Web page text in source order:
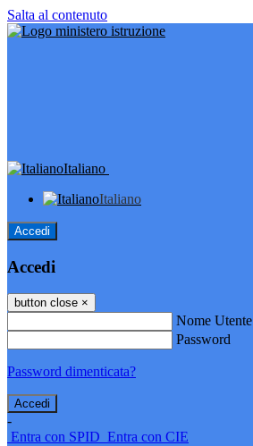
Salta al contenuto
Italiano
Italiano
Accedi
Accedi
button close ×
Nome Utente
Password
Password dimenticata?
-
Entra con SPID Entra con CIE